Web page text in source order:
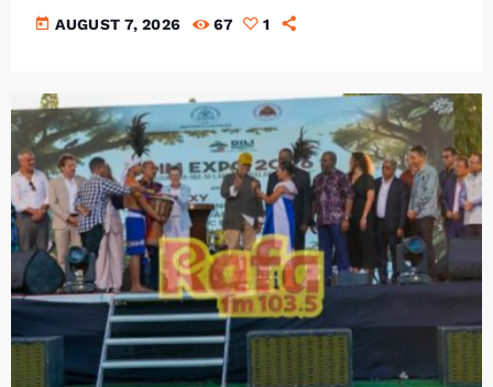
today AUGUST 7, 2026 67 1